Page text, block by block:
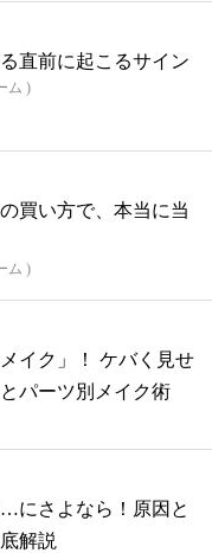
直前に起こるサイン
ム )
買い方で、本当に当
ム )
イク」！ ケバく見せ
パーツ別メイク術
にさよなら！原因と
解説